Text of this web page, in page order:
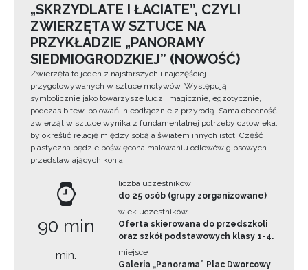
„SKRZYDLATE I ŁACIATE”, CZYLI
ZWIERZĘTA W SZTUCE NA
PRZYKŁADZIE „PANORAMY
SIEDMIOGRODZKIEJ” (NOWOŚĆ)
Zwierzęta to jeden z najstarszych i najczęściej
przygotowywanych w sztuce motywów. Występują
symbolicznie jako towarzysze ludzi, magicznie, egzotycznie,
podczas bitew, polowań, nieodłącznie z przyrodą. Sama obecność
zwierząt w sztuce wynika z fundamentalnej potrzeby człowieka,
by określić relację między sobą a światem innych istot. Część
plastyczna będzie poświęcona malowaniu odlewów gipsowych
przedstawiających konia.
90 min
min.
liczba uczestników
do 25 osób (grupy zorganizowane)
wiek uczestników
Oferta skierowana do przedszkoli
oraz szkół podstawowych klasy 1-4.
miejsce
Galeria „Panorama” Plac Dworcowy